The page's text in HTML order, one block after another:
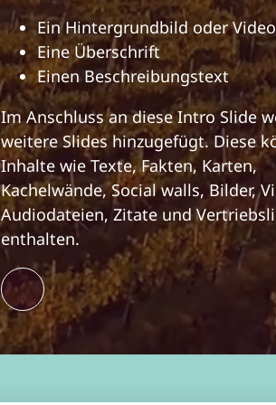
Ein Hintergrundbild oder Video
Eine Überschrift
Einen Beschreibungstext
Im Anschluss an diese Intro Slide
weitere Slides hinzugefügt. Diese
Inhalte wie Texte, Fakten, Karten,
Kachelwände, Social walls, Bilder,
Audiodateien, Zitate und
enthalten.